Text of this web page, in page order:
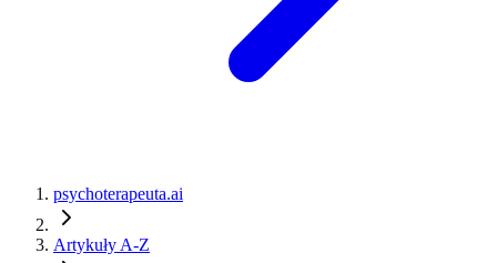
psychoterapeuta.ai
Artykuły A-Z